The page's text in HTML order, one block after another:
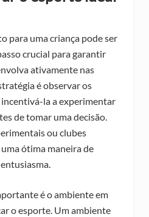
para uma criança pode ser
crucial para garantir
ativamente nas
é observar os
incentivá-la a experimentar
de tomar uma decisão.
ou clubes
ótima maneira de
é o ambiente em
o esporte. Um ambiente